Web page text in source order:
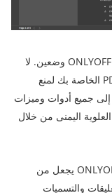
لتسهيل تجربة المستخدم، يقدم ONLYOFFICE PDF Editor وضعين. لا
يسمح لك وضع العرض بتغيير محتويات ملفات PDF الخاصة بك لمنع
جميع أدوات وميزات
اليمنى من خلال
عندما يتعلق الأمر بتحرير PDF، فإن محرر ONLYOFFICE يجعل من
والتسميات